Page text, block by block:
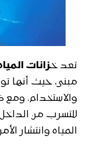
تعد خزانات
مبنى، حيث أنها
والاستخدام. ومع
للتسرب من
المياه وانتشار